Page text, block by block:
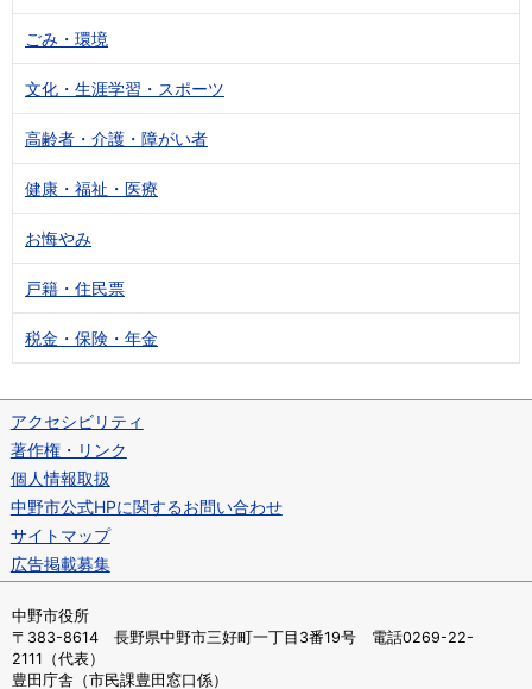
ごみ・環境
文化・生涯学習・スポーツ
高齢者・介護・障がい者
健康・福祉・医療
お悔やみ
戸籍・住民票
税金・保険・年金
アクセシビリティ
著作権・リンク
個人情報取扱
中野市公式HPに関するお問い合わせ
サイトマップ
広告掲載募集
中野市役所
〒383-8614 長野県中野市三好町一丁目3番19号 電話0269-22-
2111（代表）
豊田庁舎（市民課豊田窓口係）